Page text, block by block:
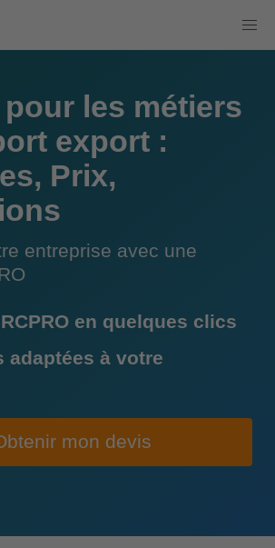
pour les métiers
export :
Prix,
entreprise avec une
en quelques clics
adaptées à votre
mon devis